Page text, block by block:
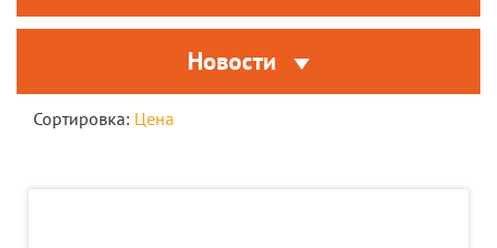
Новости
Сортировка: Цена